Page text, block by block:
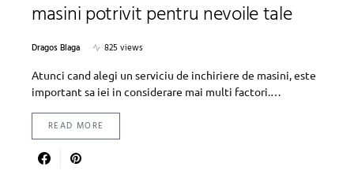
masini potrivit pentru nevoile tale
Dragos Blaga
825 views
Atunci cand alegi un serviciu de inchiriere de masini, este
important sa iei in considerare mai multi factori.…
READ MORE